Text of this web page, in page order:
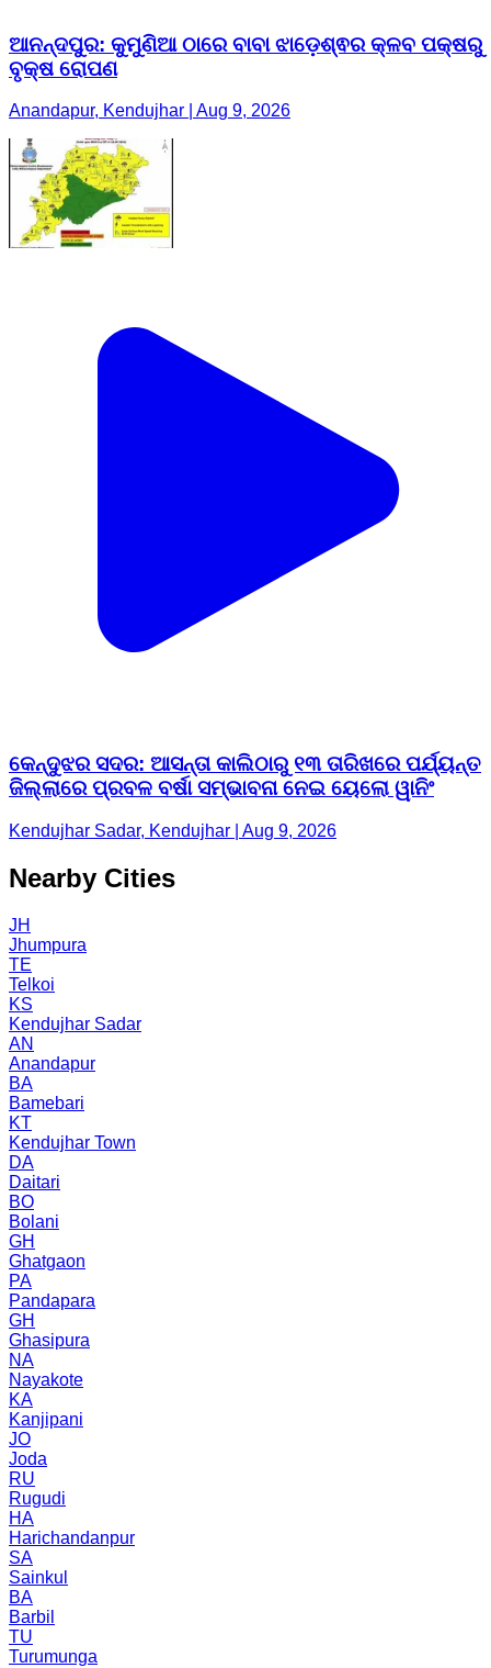
ଆନନ୍ଦପୁର: କୁମୁଣିଆ ଠାରେ ବାବା ଝାଡ଼େଶ୍ଵର କ୍ଳବ ପକ୍ଷରୁ
ବୃକ୍ଷ ରୋପଣ
Anandapur, Kendujhar | Aug 9, 2026
କେନ୍ଦୁଝର ସଦର: ଆସନ୍ତା କାଲିଠାରୁ ୧୩ ତାରିଖରେ ପର୍ଯ୍ୟନ୍ତ
ଜିଲ୍ଲାରେ ପ୍ରବଳ ବର୍ଷା ସମ୍ଭାବନା ନେଇ ୟେଲୋ ୱାନିଂ
Kendujhar Sadar, Kendujhar | Aug 9, 2026
Nearby Cities
JH
Jhumpura
TE
Telkoi
KS
Kendujhar Sadar
AN
Anandapur
BA
Bamebari
KT
Kendujhar Town
DA
Daitari
BO
Bolani
GH
Ghatgaon
PA
Pandapara
GH
Ghasipura
NA
Nayakote
KA
Kanjipani
JO
Joda
RU
Rugudi
HA
Harichandanpur
SA
Sainkul
BA
Barbil
TU
Turumunga